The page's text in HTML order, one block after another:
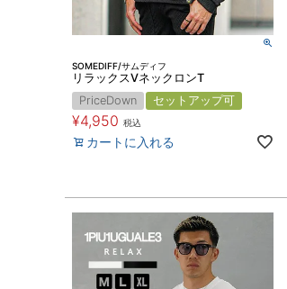
SOMEDIFF/サムディフ
リラックスVネックロンT
PriceDown
セットアップ可
¥4,950 税込
カートに入れる